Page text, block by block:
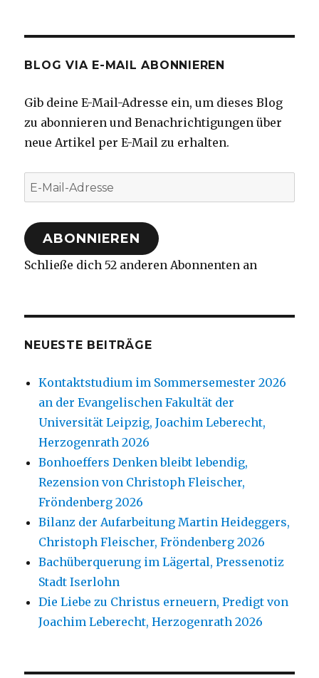
BLOG VIA E-MAIL ABONNIEREN
Gib deine E-Mail-Adresse ein, um dieses Blog
zu abonnieren und Benachrichtigungen über
neue Artikel per E-Mail zu erhalten.
E-
Mail-
Adresse
ABONNIEREN
Schließe dich 52 anderen Abonnenten an
NEUESTE BEITRÄGE
Kontaktstudium im Sommersemester 2026
an der Evangelischen Fakultät der
Universität Leipzig, Joachim Leberecht,
Herzogenrath 2026
Bonhoeffers Denken bleibt lebendig,
Rezension von Christoph Fleischer,
Fröndenberg 2026
Bilanz der Aufarbeitung Martin Heideggers,
Christoph Fleischer, Fröndenberg 2026
Bachüberquerung im Lägertal, Pressenotiz
Stadt Iserlohn
Die Liebe zu Christus erneuern, Predigt von
Joachim Leberecht, Herzogenrath 2026